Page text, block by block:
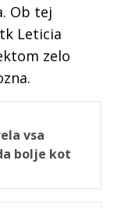
Ob tej
Leticia
zelo
vsa
bolje kot